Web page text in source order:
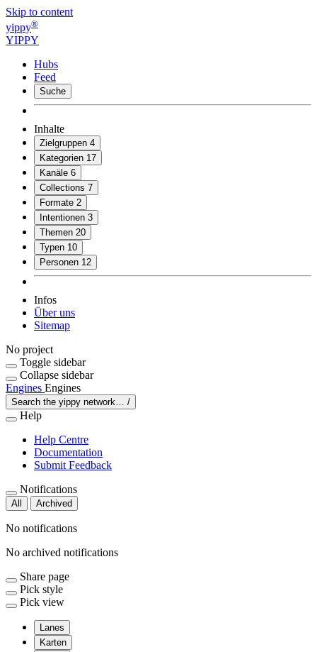
Skip to content
yippy®
YIPPY
Hubs
Feed
Suche
Inhalte
Zielgruppen 4
Kategorien 17
Kanäle 6
Collections 7
Formate 2
Intentionen 3
Themen 20
Typen 10
Personen 12
Infos
Über uns
Sitemap
No project
Toggle sidebar
Collapse sidebar
Engines Engines
Search the yippy network… /
Help
Help Centre
Documentation
Submit Feedback
Notifications
All Archived
No notifications
No archived notifications
Share page
Pick style
Pick view
Lanes
Karten